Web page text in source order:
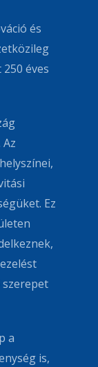
és
éves
Ez
a
is,